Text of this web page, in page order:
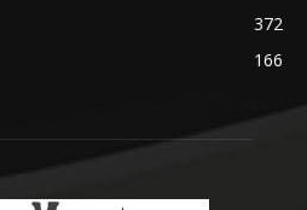
372
166